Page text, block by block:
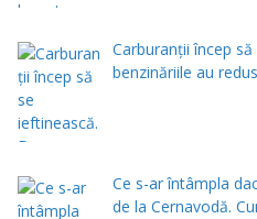
Carburanții încep
benzinăriile au
Ce s-ar întâmpla
de la Cernavodă.